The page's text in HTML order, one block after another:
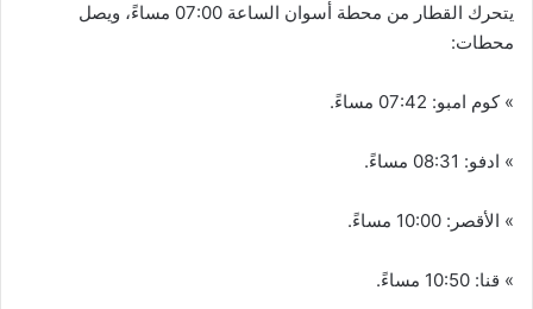
يتحرك القطار من محطة أسوان الساعة 07:00 مساءً، ويصل
محطات:
» كوم امبو: 07:42 مساءً.
» ادفو: 08:31 مساءً.
» الأقصر: 10:00 مساءً.
» قنا: 10:50 مساءً.